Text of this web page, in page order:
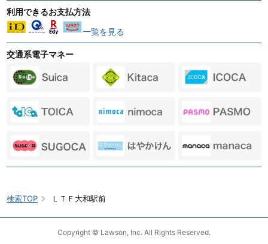
検索TOP ＬＴＦ大和駅前
利用できるお支払方法
一覧を見る
交通系電子マネー
Copyright © Lawson, Inc. All Rights Reserved.